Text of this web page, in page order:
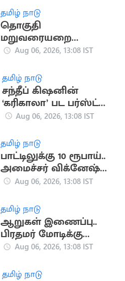
தமிழ் நாடு
தொகுதி
மறுவரையறை
விவகாரம்.. அனைத்து
விஜய் அழைப்பு
Aug 06, 2026, 13:08 IST
தமிழ் நாடு
சந்தீப் கிஷனின்
‘கரிகாலா’ பட பர்ஸ்ட்
லுக் வெளியீடு
Aug 06, 2026, 13:08 IST
தமிழ் நாடு
பாட்டிலுக்கு 10 ரூபாய்..
அமைச்சர் விக்னேஷ்
விளக்கம்
Aug 06, 2026, 13:08 IST
தமிழ் நாடு
ஆறுகள் இணைப்பு..
பிரதமர் மோடிக்கு
முதலமைச்சர் விஜய்
Aug 06, 2026, 13:08 IST
தமிழ் நாடு